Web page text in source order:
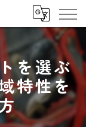
を選ぶ
特性を